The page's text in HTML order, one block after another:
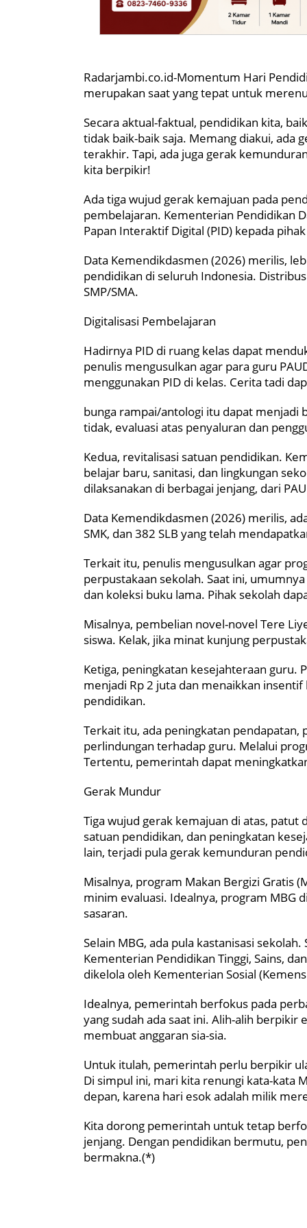
Radarjambi.co.id-Momentum Hari
merupakan saat yang tepat untuk
Secara aktual-faktual, pendidikan kita,
tidak baik-baik saja. Memang diakui, ada
terakhir. Tapi, ada juga gerak
kita berpikir!
Ada tiga wujud gerak kemajuan pada
pembelajaran. Kementerian Pendidikan
Papan Interaktif Digital (PID) kepada
Data Kemendikdasmen (2026) merilis,
pendidikan di seluruh Indonesia.
SMP/SMA.
Digitalisasi Pembelajaran
Hadirnya PID di ruang kelas dapat
penulis mengusulkan agar para guru
menggunakan PID di kelas. Cerita tadi
bunga rampai/antologi itu dapat menjadi
tidak, evaluasi atas penyaluran dan
Kedua, revitalisasi satuan pendidikan.
belajar baru, sanitasi, dan lingkungan
dilaksanakan di berbagai jenjang, dari
Data Kemendikdasmen (2026) merilis,
SMK, dan 382 SLB yang telah
Terkait itu, penulis mengusulkan agar
perpustakaan sekolah. Saat ini,
dan koleksi buku lama. Pihak sekolah
Misalnya, pembelian novel-novel Tere
siswa. Kelak, jika minat kunjung
Ketiga, peningkatan kesejahteraan
menjadi Rp 2 juta dan menaikkan
pendidikan.
Terkait itu, ada peningkatan
perlindungan terhadap guru. Melalui
Tertentu, pemerintah dapat
Gerak Mundur
Tiga wujud gerak kemajuan di atas,
satuan pendidikan, dan peningkatan
lain, terjadi pula gerak kemunduran
Misalnya, program Makan Bergizi Gratis
minim evaluasi. Idealnya, program MBG
sasaran.
Selain MBG, ada pula kastanisasi
Kementerian Pendidikan Tinggi, Sains,
dikelola oleh Kementerian Sosial
Idealnya, pemerintah berfokus pada
yang sudah ada saat ini. Alih-alih
membuat anggaran sia-sia.
Untuk itulah, pemerintah perlu berpikir
Di simpul ini, mari kita renungi kata-kata
depan, karena hari esok adalah milik
Kita dorong pemerintah untuk tetap
jenjang. Dengan pendidikan bermutu,
bermakna.(*)